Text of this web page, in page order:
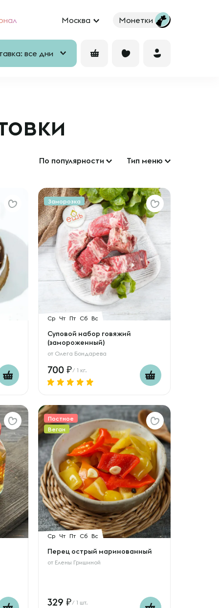
Москва Монетки
все дни
По популярности Тип меню
Заморозка
Ср Чт Пт Сб Вс
Суповой набор говяжий
(замороженный)
от Олега Бондарева
700 / 1 кг.
Постное
Веган
Ср Чт Пт Сб Вс
Перец острый маринованный
от Елены Гришиной
329 / 1 шт.